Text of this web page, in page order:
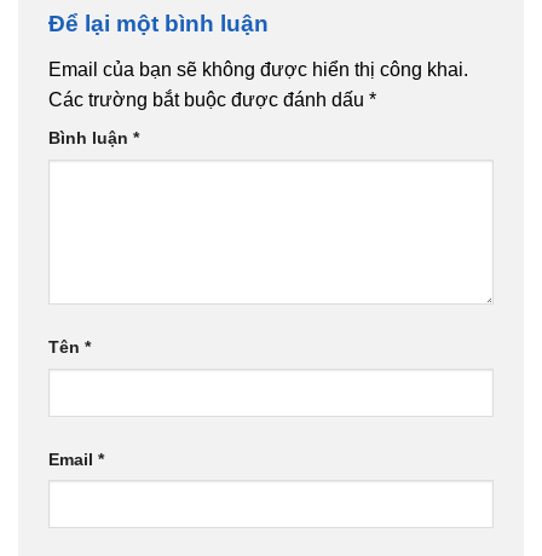
Để lại một bình luận
Email của bạn sẽ không được hiển thị công khai.
Các trường bắt buộc được đánh dấu *
Bình luận *
Tên *
Email *